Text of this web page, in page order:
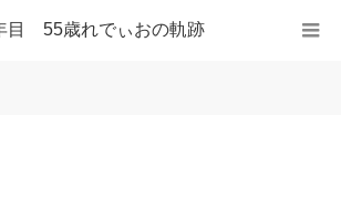
目 55歳れでぃおの軌跡